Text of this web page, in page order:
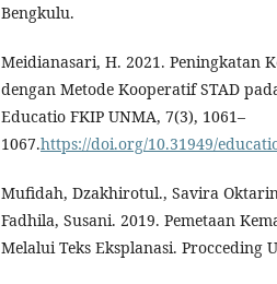
Bengkulu.
Meidianasari, H. 2021. Peningkatan
dengan Metode Kooperatif STAD
Educatio FKIP UNMA, 7(3), 1061–
1067.https://doi.org/10.31949/
Mufidah, Dzakhirotul., Savira
Fadhila, Susani. 2019. Pemetaan
Melalui Teks Eksplanasi. Procceding